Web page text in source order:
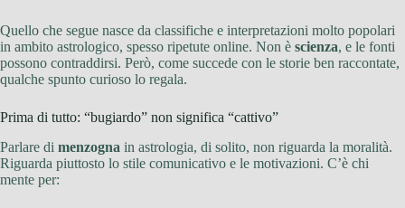
Quello che segue nasce da classifiche e interpretazioni molto popolari
in ambito astrologico, spesso ripetute online. Non è scienza, e le fonti
possono contraddirsi. Però, come succede con le storie ben raccontate,
qualche spunto curioso lo regala.
Prima di tutto: “bugiardo” non significa “cattivo”
Parlare di menzogna in astrologia, di solito, non riguarda la moralità.
Riguarda piuttosto lo stile comunicativo e le motivazioni. C’è chi
mente per: